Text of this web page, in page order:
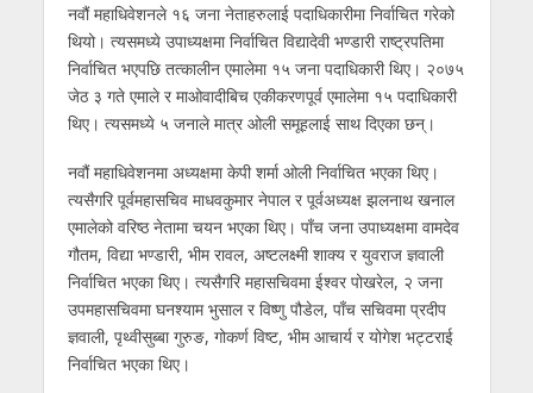
नवौं महाधिवेशनले १६ जना नेताहरुलाई पदाधिकारीमा निर्वाचित गरेको
थियो। त्यसमध्ये उपाध्यक्षमा निर्वाचित विद्यादेवी भण्डारी राष्ट्रपतिमा
निर्वाचित भएपछि तत्कालीन एमालेमा १५ जना पदाधिकारी थिए। २०७५
जेठ ३ गते एमाले र माओवादीबिच एकीकरणपूर्व एमालेमा १५ पदाधिकारी
थिए। त्यसमध्ये ५ जनाले मात्र ओली समूहलाई साथ दिएका छन्।
नवौं महाधिवेशनमा अध्यक्षमा केपी शर्मा ओली निर्वाचित भएका थिए।
त्यसैगरि पूर्वमहासचिव माधवकुमार नेपाल र पूर्वअध्यक्ष झलनाथ खनाल
एमालेको वरिष्ठ नेतामा चयन भएका थिए। पाँच जना उपाध्यक्षमा वामदेव
गौतम, विद्या भण्डारी, भीम रावल, अष्टलक्ष्मी शाक्य र युवराज ज्ञवाली
निर्वाचित भएका थिए। त्यसैगरि महासचिवमा ईश्वर पोखरेल, २ जना
उपमहासचिवमा घनश्याम भुसाल र विष्णु पौडेल, पाँच सचिवमा प्रदीप
ज्ञवाली, पृथ्वीसुब्बा गुरुङ, गोकर्ण विष्ट, भीम आचार्य र योगेश भट्टराई
निर्वाचित भएका थिए।